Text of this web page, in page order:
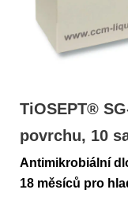
TiOSEPT®
povrchu, 10
Antimikrobiální
18 měsíců pro